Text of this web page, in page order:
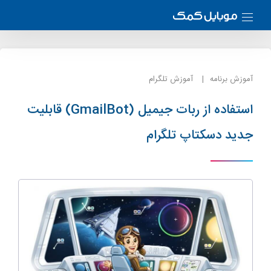
آموزش برنامه آموزش تلگرام
استفاده از ربات جیمیل (GmailBot) قابلیت‌
جدید دسکتاپ تلگرام